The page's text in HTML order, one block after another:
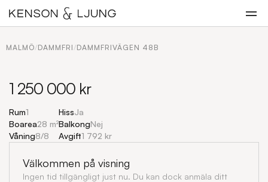
MALMÖ/DAMMFRI/DAMMFRIVÄGEN 48B
1 250 000 kr
Rum1
Boarea28 m²
Våning8/8
HissJa
BalkongNej
Avgift1 792 kr
Välkommen på visning
Ingen tid tillgängligt just nu. Du kan dock anmäla ditt